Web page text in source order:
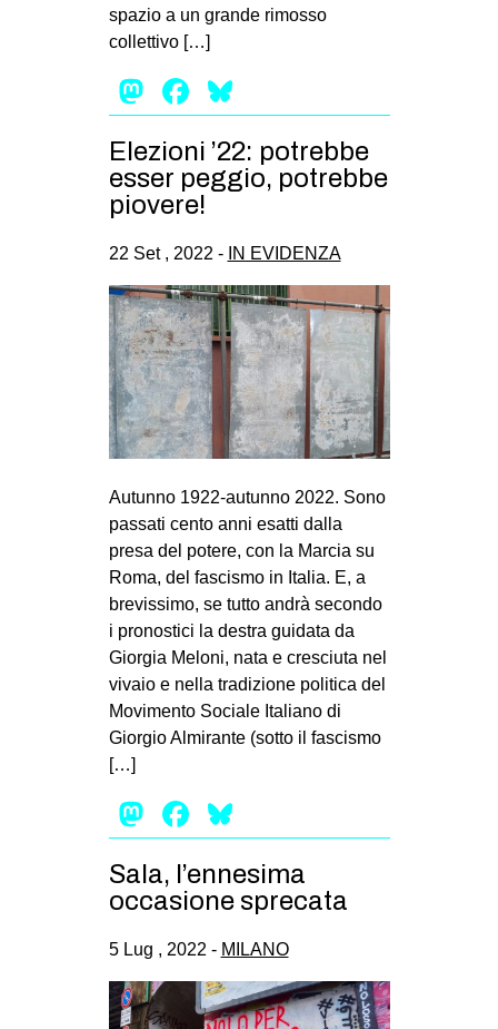
DIRITTO ALL’ABITARE
MIGRAZIONI
REPRESSIONE
CULTURE
ARTE
CINEMA
MANIFESTI
MUSICA
RECENSIONI
INTERNAZIONALE
AFRICA
AMERICHE
ESTREMO ORIENTE
EUROPA
MEDIO ORIENTE
MONDO
tw
bsky
ms
spazio a un grande rimosso
collettivo […]
Mastodon
Facebook
Elezioni ’22: potrebbe
esser peggio, potrebbe
piovere!
22 Set , 2022 - IN EVIDENZA
Autunno 1922-autunno 2022. Sono
passati cento anni esatti dalla
presa del potere, con la Marcia su
Roma, del fascismo in Italia. E, a
brevissimo, se tutto andrà secondo
i pronostici la destra guidata da
Giorgia Meloni, nata e cresciuta nel
vivaio e nella tradizione politica del
Movimento Sociale Italiano di
Giorgio Almirante (sotto il fascismo
[…]
Mastodon
Facebook
Sala, l’ennesima
occasione sprecata
5 Lug , 2022 - MILANO